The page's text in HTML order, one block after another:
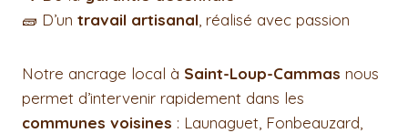
🧱 D’un travail artisanal , réalisé avec passion
Notre ancrage local à Saint-Loup-Cammas nous
permet d’intervenir rapidement dans les
communes voisines : Launaguet, Fonbeauzard,